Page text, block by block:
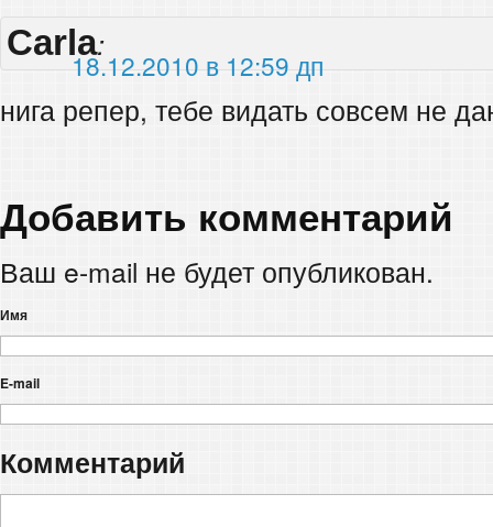
Carla:
18.12.2010 в 12:59 дп
нига репер, тебе видать совсем не
Добавить комментарий
Ваш e-mail не будет опубликован.
Имя
E-mail
Комментарий